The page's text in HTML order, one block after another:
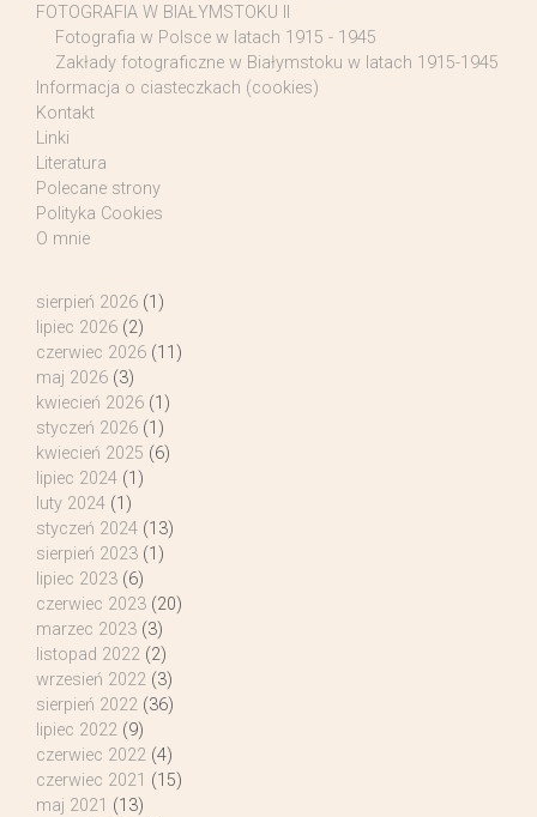
FOTOGRAFIA W BIAŁYMSTOKU II
Fotografia w Polsce w latach 1915 - 1945
Zakłady fotograficzne w Białymstoku w latach 1915-1945
Informacja o ciasteczkach (cookies)
Kontakt
Linki
Literatura
Polecane strony
Polityka Cookies
O mnie
sierpień 2026 (1)
lipiec 2026 (2)
czerwiec 2026 (11)
maj 2026 (3)
kwiecień 2026 (1)
styczeń 2026 (1)
kwiecień 2025 (6)
lipiec 2024 (1)
luty 2024 (1)
styczeń 2024 (13)
sierpień 2023 (1)
lipiec 2023 (6)
czerwiec 2023 (20)
marzec 2023 (3)
listopad 2022 (2)
wrzesień 2022 (3)
sierpień 2022 (36)
lipiec 2022 (9)
czerwiec 2022 (4)
czerwiec 2021 (15)
maj 2021 (13)